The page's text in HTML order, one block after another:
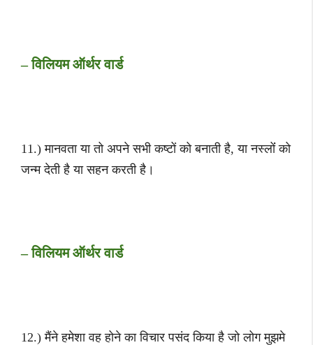
– विलियम ऑर्थर वार्ड
11.) मानवता या तो अपने सभी कष्टों को बनाती है, या नस्लोंं को
जन्म देती है या सहन करती है।
– विलियम ऑर्थर वार्ड
12.) मैंने हमेशा वह होने का विचार पसंद किया है जो लोग मुझमे